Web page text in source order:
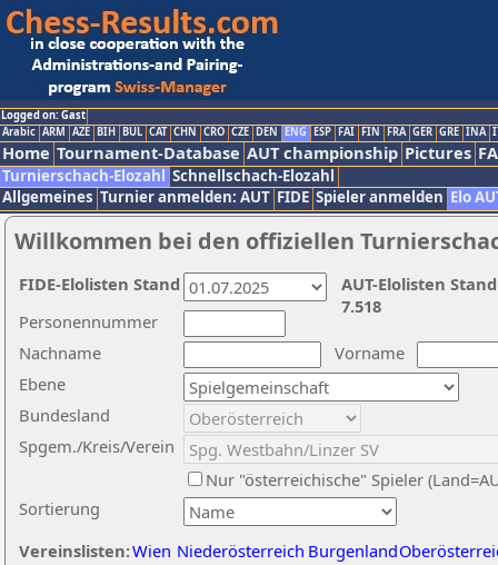
Logged on: Gast
Arabic ARM AZE BIH BUL CAT CHN CRO CZE DEN ENG ESP FAI FIN FRA GER GRE INA
Home Tournament-Database AUT championship Pictures
Turnierschach-Elozahl Schnellschach-Elozahl
Allgemeines Turnier anmelden: AUT FIDE Spieler anmelden Elo
Willkommen bei den offiziellen
Nachname
Vorname
Ebene
Sortierung
Personennummer
Bundesland
Spgem./Kreis/Verein
Nur "österreichische" Spieler
Vereinslisten:Wien Niederösterreich Burgenland
AUT-Elolisten
7.518
FIDE-Elolisten Stand